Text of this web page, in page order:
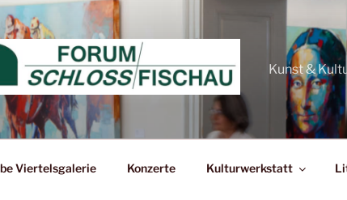
Kunst &
Viertelsgalerie Konzerte Kulturwerkstatt